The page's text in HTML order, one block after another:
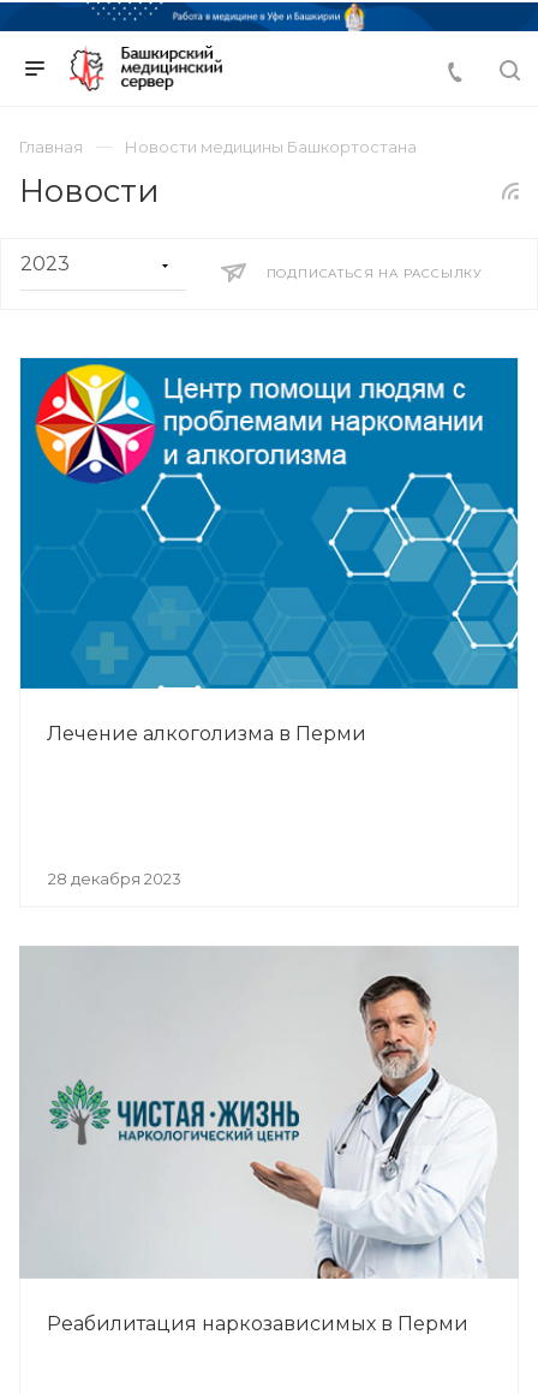
Главная Новости медицины Башкортостана
Новости
ПОДПИСАТЬСЯ НА РАССЫЛКУ
Лечение алкоголизма в Перми
28 декабря 2023
Реабилитация наркозависимых в Перми